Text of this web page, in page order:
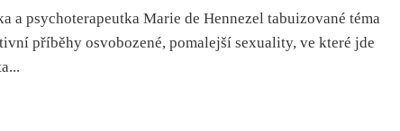
psychoterapeutka Marie de Hennezel tabuizované téma
příběhy osvobozené, pomalejší sexuality, ve které jde